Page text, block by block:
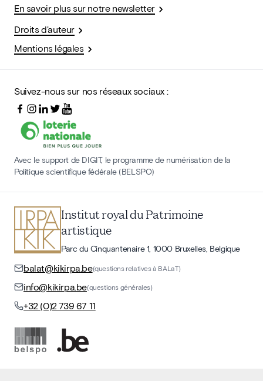
En savoir plus sur notre newsletter
Droits d'auteur
Mentions légales
Suivez-nous sur nos réseaux sociaux :
Avec le support de DIGIT, le programme de numérisation de la
Politique scientifique fédérale (BELSPO)
Institut royal du Patrimoine
artistique
Parc du Cinquantenaire 1, 1000 Bruxelles, Belgique
balat@kikirpa.be(questions relatives à BALaT)
info@kikirpa.be(questions générales)
+32 (0)2 739 67 11